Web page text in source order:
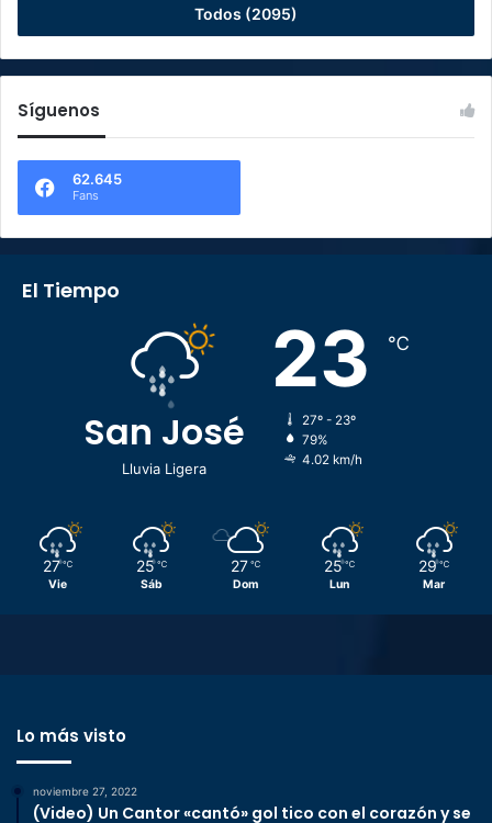
Todos (2095)
Síguenos
62.645
Fans
El Tiempo
San José
Lluvia Ligera
23 ℃
27º - 23º
79%
4.02 km/h
27 ℃
Vie
25 ℃
Sáb
27 ℃
Dom
25 ℃
Lun
29 ℃
Mar
Lo más visto
noviembre 27, 2022
(Video) Un Cantor «cantó» gol tico con el corazón y se